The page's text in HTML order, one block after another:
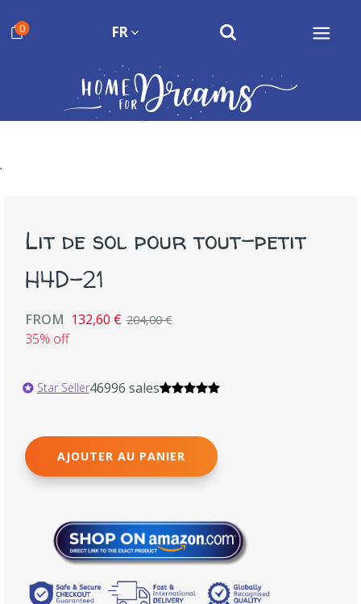
0 FR
Lit de sol pour tout-petit
H4D-21
FROM 132,60 € 204,00 €
35% off
Star Seller46996 sales
AJOUTER AU PANIER